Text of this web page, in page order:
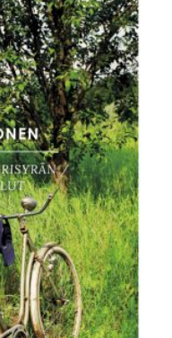
2,00 €.